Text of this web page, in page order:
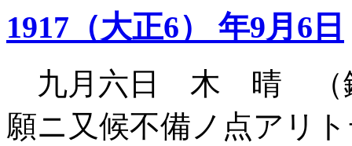
1917（大正6） 年9月6日
九月六日 木 晴 （
願ニ又候不備ノ点アリ